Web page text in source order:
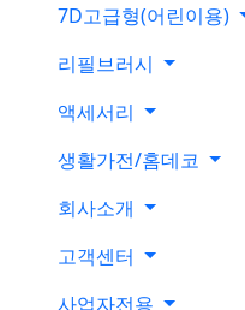
7D고급형(어린이용)
리필브러시
액세서리
생활가전/홈데코
회사소개
고객센터
사업자전용